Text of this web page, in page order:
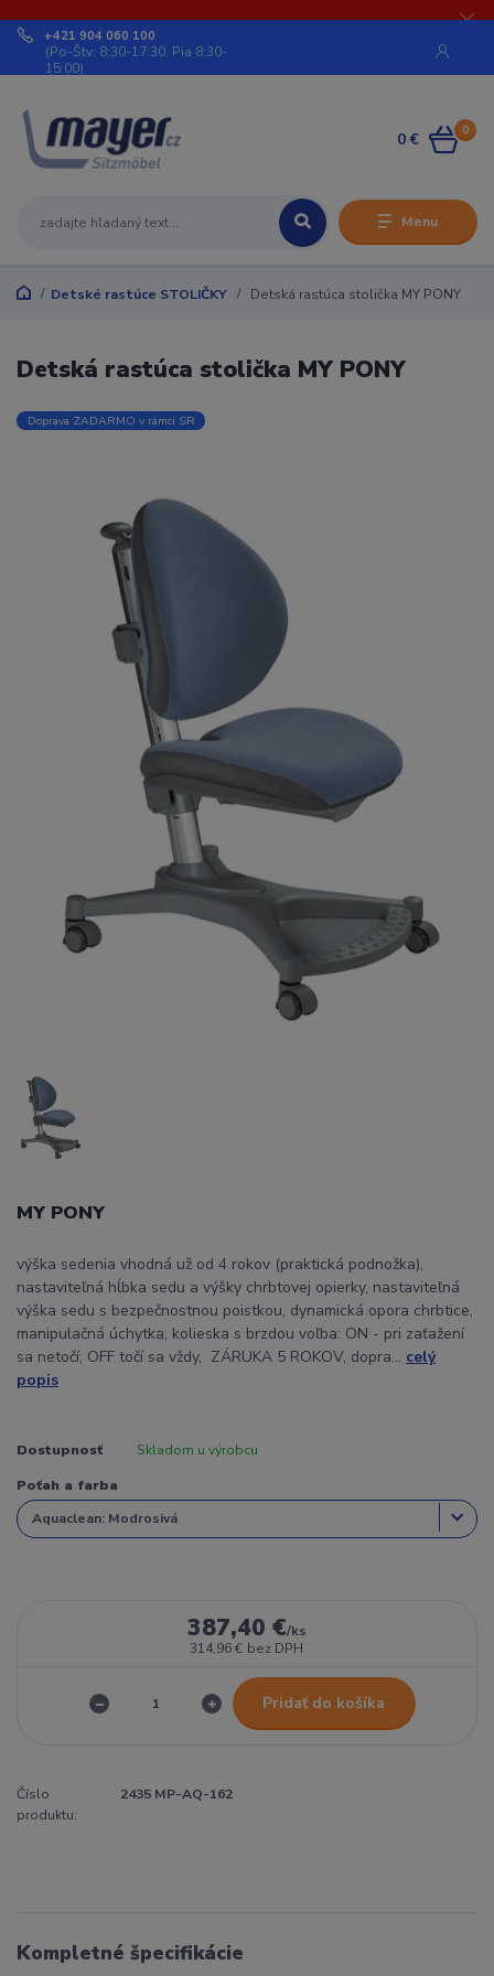
Menu
+421 904 060 100
(Po-Štv: 8:30-17:30, Pia 8:30-
15:00)
0
0 €
Detské rastúce STOLIČKY Detská rastúca stolička MY PONY
Detská rastúca stolička MY PONY
Doprava ZADARMO v rámci SR
MY PONY
výška sedenia vhodná už od 4 rokov (praktická podnožka),
nastaviteľná hĺbka sedu a výšky chrbtovej opierky, nastaviteľná
výška sedu s bezpečnostnou poistkou, dynamická opora chrbtice,
manipulačná úchytka, kolieska s brzdou voľba: ON - pri zaťažení
sa netočí; OFF točí sa vždy, ZÁRUKA 5 ROKOV, dopra... celý
popis
Dostupnosť Skladom u výrobcu
Poťah a farba
387,40 €/ks
314,96 € bez DPH
Pridať do košíka
Číslo
produktu:
2435 MP-AQ-162
Kompletné špecifikácie